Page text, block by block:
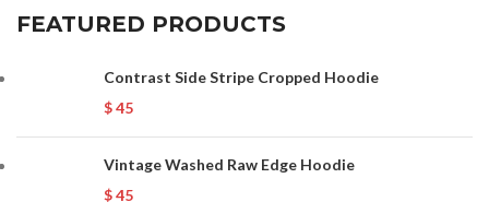
FEATURED PRODUCTS
Contrast Side Stripe Cropped Hoodie
$45
Vintage Washed Raw Edge Hoodie
$45